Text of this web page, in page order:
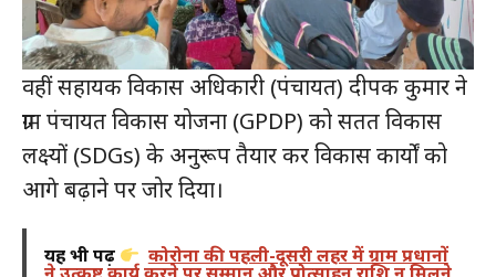
वहीं सहायक विकास अधिकारी (पंचायत) दीपक कुमार ने
ग्राम पंचायत विकास योजना (GPDP) को सतत विकास
लक्ष्यों (SDGs) के अनुरूप तैयार कर विकास कार्यों को
आगे बढ़ाने पर जोर दिया।
यह भी पढ़ें कोरोना की पहली-दूसरी लहर में ग्राम प्रधानों